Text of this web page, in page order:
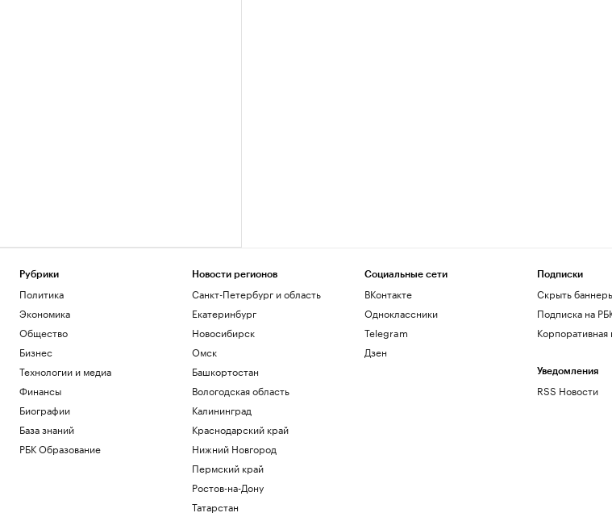
Рубрики
Политика
Экономика
Общество
Бизнес
Технологии и медиа
Финансы
Биографии
База знаний
РБК Образование
Новости регионов
Санкт-Петербург и область
Екатеринбург
Новосибирск
Омск
Башкортостан
Вологодская область
Калининград
Краснодарский край
Нижний Новгород
Пермский край
Ростов-на-Дону
Татарстан
Социальные сети
ВКонтакте
Одноклассники
Telegram
Дзен
Подписки
Скрыть
Подписка на
Корпоративная
Уведомления
RSS Новости